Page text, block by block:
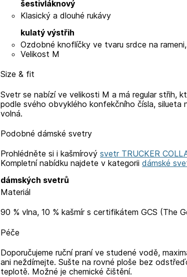
šestivláknový
Klasický
kulatý výstřih
a dlouhé rukávy
Ozdobné knoflíčky ve tvaru srdce na
Velikost M
Size & fit
Svetr se nabízí ve velikosti M a má regular střih,
podle svého obvyklého konfekčního čísla, silueta
volná.
Podobné dámské svetry
Prohlédněte si i kašmírový svetr TRUCKER
Kompletní nabídku
dámských svetrů
najdete v kategorii dámské
Materiál
90 % vlna, 10 % kašmír s certifikátem GCS (The
Péče
Doporučujeme ruční praní ve studené vodě,
ani neždímejte. Sušte na rovné ploše bez
teplotě. Možné je chemické čištění.